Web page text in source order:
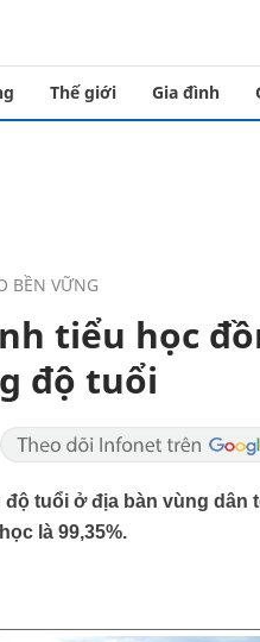
Thế giới Gia đình
BỀN VỮNG
tiểu học
độ tuổi
tuổi ở địa bàn vùng
là 99,35%.